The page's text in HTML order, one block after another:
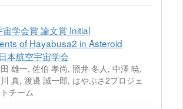
宙学会賞 論文賞 Initial
of Hayabusa2 in Asteroid
本航空宇宙学会
雄一, 佐伯 孝尚, 照井 冬人, 中澤 暁,
真, 渡邊 誠一郎, はやぶさ2プロジェ
チーム